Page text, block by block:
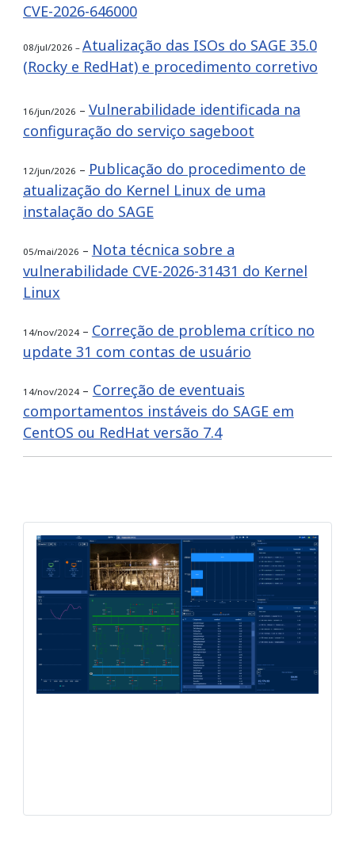
CVE-2026-646000
08/jul/2026 – Atualização das ISOs do SAGE 35.0
(Rocky e RedHat) e procedimento corretivo
16/jun/2026 – Vulnerabilidade identificada na
configuração do serviço sageboot
12/jun/2026 – Publicação do procedimento de
atualização do Kernel Linux de uma
instalação do SAGE
05/mai/2026 – Nota técnica sobre a
vulnerabilidade CVE-2026-31431 do Kernel
Linux
14/nov/2024– Correção de problema crítico no
update 31 com contas de usuário
14/nov/2024– Correção de eventuais
comportamentos instáveis do SAGE em
CentOS ou RedHat versão 7.4